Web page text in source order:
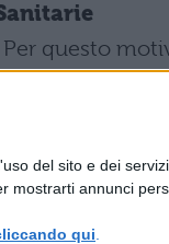
del sito e dei
mostrarti annunci
qui
questo
prima cosa da
gli argomenti
scuole
modo per
ed